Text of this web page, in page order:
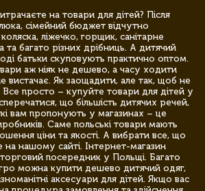
на товари для дітей? Після
сімейний бюджет відчутно
ліжечко, горщик, санітарне
та багато різних дрібниць. А дитячий
батьки скуповують практично оптом.
аж ніяк не дешево, а часу ходити
вистачає. Як заощадити, але так, щоб не
Все просто – купуйте товари для дітей у
що більшість дитячих речей,
вам пропонують у магазинах – це
Саме польські товари мають
ціни та якості. А вибрати все, що
нашому сайті. Інтернет-магазин
посередник у Польщі. Багато
можна купити дешево дитячий одяг,
аксесуари для дітей. Якщо вас